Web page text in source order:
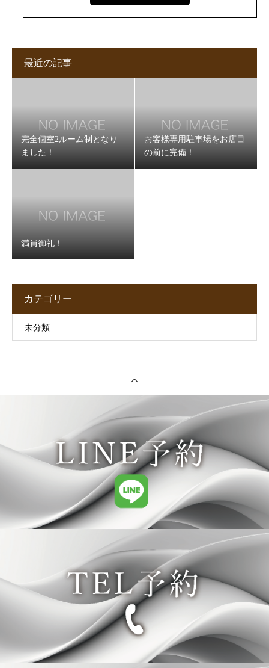
最近の記事
完全個室2ルーム制となり
ました！
お客様専用駐車場をお店目
の前に完備！
満員御礼！
カテゴリー
未分類